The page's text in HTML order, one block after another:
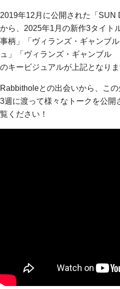
2019年12月に公開された「SUN
から、2025年1月の新作3タイト
事柄」「ヴィランズ・ギャンブ
ュ」「ヴィランズ・ギャンブル
のキービジュアルが上記となりま
Rabbitholeとの出会いから、こ
3週に渡って様々なトークを公開
覧ください！